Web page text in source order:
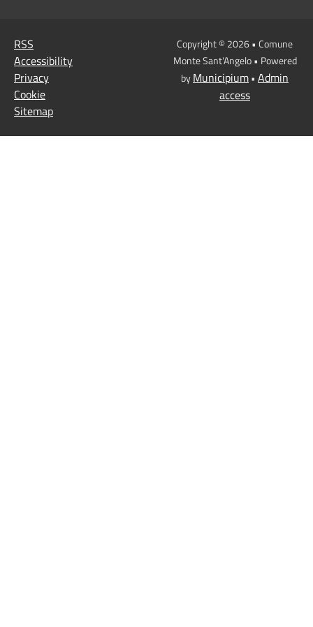
RSS
Accessibility
Privacy
Cookie
Sitemap
Copyright © 2026 • Comune
Monte Sant'Angelo • Powered
byMunicipium• Admin
access